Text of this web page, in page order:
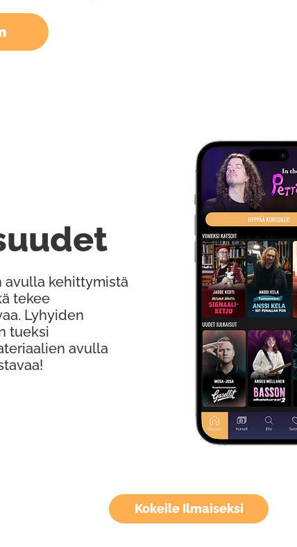
Kokeile Ilmaiseksi
avulla kehittymistä
tekee
Lyhyiden
tueksi
avulla